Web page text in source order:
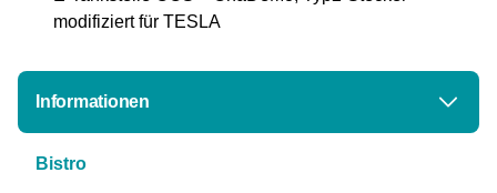
modifiziert für TESLA
Informationen
Bistro